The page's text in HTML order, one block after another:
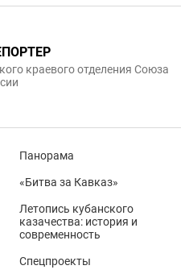
краевого отделения Союза
Панорама
«Битва за Кавказ»
Летопись кубанского
казачества: история и
современность
Спецпроекты